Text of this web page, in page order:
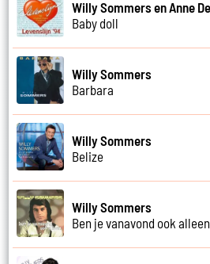
Willy Sommers en Anne
Baby doll
Willy Sommers
Barbara
Willy Sommers
Belize
Willy Sommers
Ben je vanavond ook alleen